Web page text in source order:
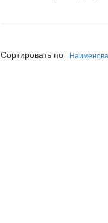
Сортировать по